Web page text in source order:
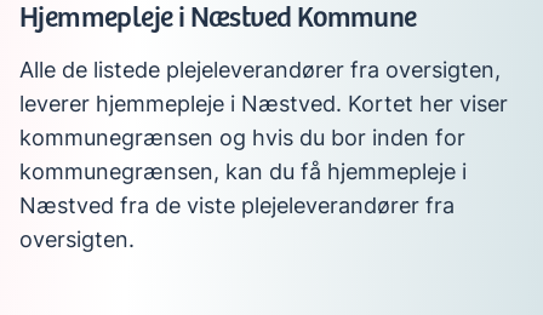
Hjemmepleje i Næstved Kommune
Alle de listede plejeleverandører fra oversigten,
leverer hjemmepleje i Næstved. Kortet her viser
kommunegrænsen og hvis du bor inden for
kommunegrænsen, kan du få hjemmepleje i
Næstved fra de viste plejeleverandører fra
oversigten.